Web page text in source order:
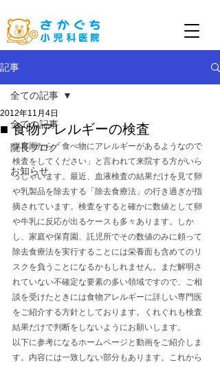
記事
全ての記事
院長ブログ
お知らせ
全ての記事
■ 食物アレルギーの検査
2012年11月4日
保育園から「食べ物にアレルギーがあるようなので
検査をしてください」と言われて来院する方がいら
っしゃいます。最近、血液検査の結果だけを見て卵
や乳製品を除去する「除去食療法」の行き過ぎが指
摘されています。検査をすると確かに数値として卵
や牛乳に反応が出るケースも多々あります。しか
し、家庭や保育園、託児所でその数値のみに頼って
除去食療法を実行することには栄養面も含めてのリ
スクを負うことになるかもしれません。まだ解明さ
れていない不確定な要素の多い領域ですので、ご相
談を受けたときには食物アレルギーに詳しい専門医
をご紹介する方針としております。くれぐれも検査
結果だけで判断をしないようにお願いします。
以下に参考になるホームページと動画をご紹介しま
す。内容には一致しない部分もあります。これから